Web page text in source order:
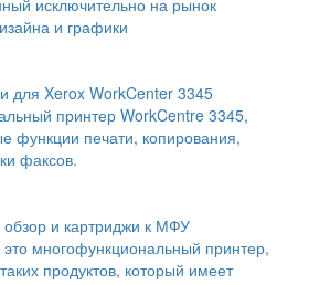
исключительно на рынок
и графики
для Xerox WorkCenter 3345
принтер WorkCentre 3345,
функции печати, копирования,
факсов.
и картриджи к МФУ
многофункциональный принтер,
продуктов, который имеет